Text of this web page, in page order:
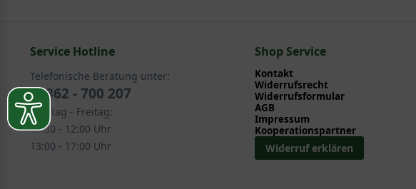
Laub- und Nadelgehölze > Spalierbäume > Immergrüne Spalierbäume
Fertig-Heckenelemente > Immergrüne Spalierbäume
Heckenpflanzen > fertige Heckenelemente > Immergrüne Spalierbäume
Exklusive Formen > Spalierbäume > Immergrüne Spalierbäume
Service Hotline
Telefonische Beratung unter:
02862 - 700 207
Montag - Freitag:
08:30 - 12:00 Uhr
13:00 - 17:00 Uhr
Shop Service
Kontakt
Widerrufsrecht
Widerrufsformular
AGB
Impressum
Kooperationspartner
Widerruf erklären